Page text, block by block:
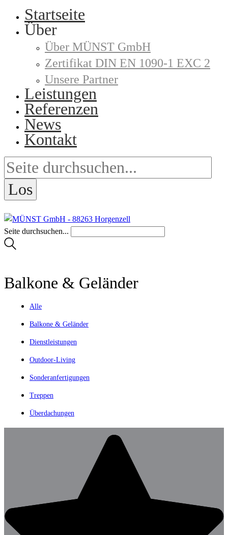
Startseite
Über
Über MÜNST GmbH
Zertifikat DIN EN 1090-1 EXC 2
Unsere Partner
Leistungen
Referenzen
News
Kontakt
Seite durchsuchen...
Balkone & Geländer
Alle
Balkone & Geländer
Dienstleistungen
Outdoor-Living
Sonderanfertigungen
Treppen
Überdachungen